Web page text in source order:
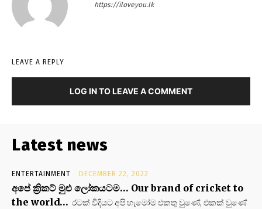
https://iloveyou.lk
LEAVE A REPLY
LOG IN TO LEAVE A COMMENT
Latest news
ENTERTAINMENT DECEMBER 22, 2022
අපේ ක්‍රිකට් මුළු ලෝකයටම… Our brand of cricket to
the world… රටක් විදියට අපි හැමෝම එකතු වුණේ, එකක් වුණේ